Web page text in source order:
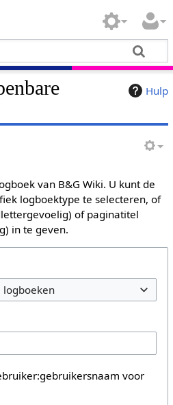
Hulp
van B&G Wiki. U kunt de
logboektype te selecteren, of
of paginatitel
in te geven.
logboeken
voor